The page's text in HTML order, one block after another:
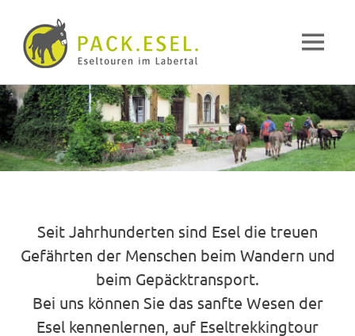
Zum
Inhalt
springen
im
Labertal
MENÜ
Seit Jahrhunderten sind Esel die treuen
Gefährten der Menschen beim Wandern und
beim Gepäcktransport.
Bei uns können Sie das sanfte Wesen der
Esel kennenlernen, auf Eseltrekkingtour